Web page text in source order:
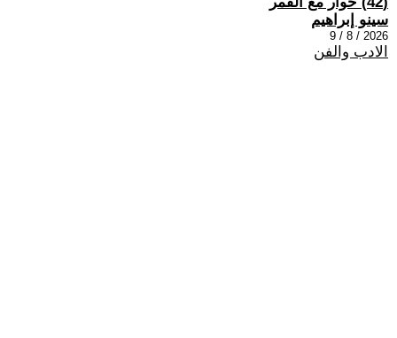
سينو إبراهيم
2026 / 8 / 9
الادب والفن